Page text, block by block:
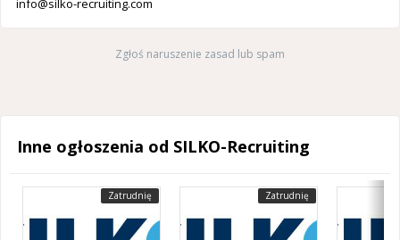
info@silko-recruiting.com
Zgłoś naruszenie zasad lub spam
Inne ogłoszenia od SILKO-Recruiting
Zatrudnię Zatrudnię